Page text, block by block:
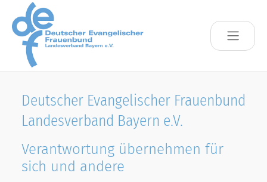
Skip to main content
Deutscher Evangelischer Frauenbund
Landesverband Bayern e.V.
Verantwortung übernehmen für
sich und andere